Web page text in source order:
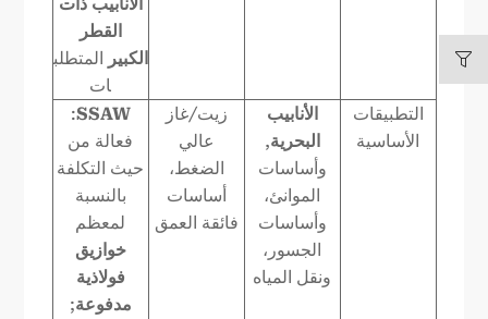
القطر
الكبير المتطلب
ات
التطبيقات
الأساسية
الأنابيب
البحرية,
وأساسات
الموانئ،
وأساسات
الجسور،
ونقل المياه
زيت/غاز
عالي
الضغط،
أساسات
فائقة العمق
SSAW
:
فعالة من
حيث التكلفة
بالنسبة
لمعظم
خوازيق
فولاذية
مدفوعة;